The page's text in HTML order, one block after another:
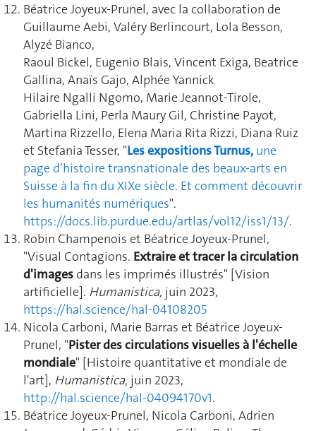
Béatrice Joyeux-Prunel, avec la collaboration de
Guillaume Aebi, Valéry Berlincourt, Lola Besson,
Alyzé Bianco,
Raoul Bickel, Eugenio Blais, Vincent Exiga, Beatrice
Gallina, Anaïs Gajo, Alphée Yannick
Hilaire Ngalli Ngomo, Marie Jeannot-Tirole,
Gabriella Lini, Perla Maury Gil, Christine Payot,
Martina Rizzello, Elena Maria Rita Rizzi, Diana Ruiz
et Stefania Tesser, "Les expositions Turnus, une
page d’histoire transnationale des beaux-arts en
Suisse à la fin du XIXe siècle. Et comment découvrir
les humanités numériques".
https://docs.lib.purdue.edu/artlas/vol12/iss1/13/.
Robin Champenois et Béatrice Joyeux-Prunel,
"Visual Contagions. Extraire et tracer la circulation
d'images dans les imprimés illustrés" [Vision
artificielle]. Humanistica, juin 2023,
https://hal.science/hal-04108205
Nicola Carboni, Marie Barras et Béatrice Joyeux-
Prunel, "Pister des circulations visuelles à l'échelle
mondiale" [Histoire quantitative et mondiale de
l'art], Humanistica, juin 2023,
http://hal.science/hal-04094170v1.
Béatrice Joyeux-Prunel, Nicola Carboni, Adrien